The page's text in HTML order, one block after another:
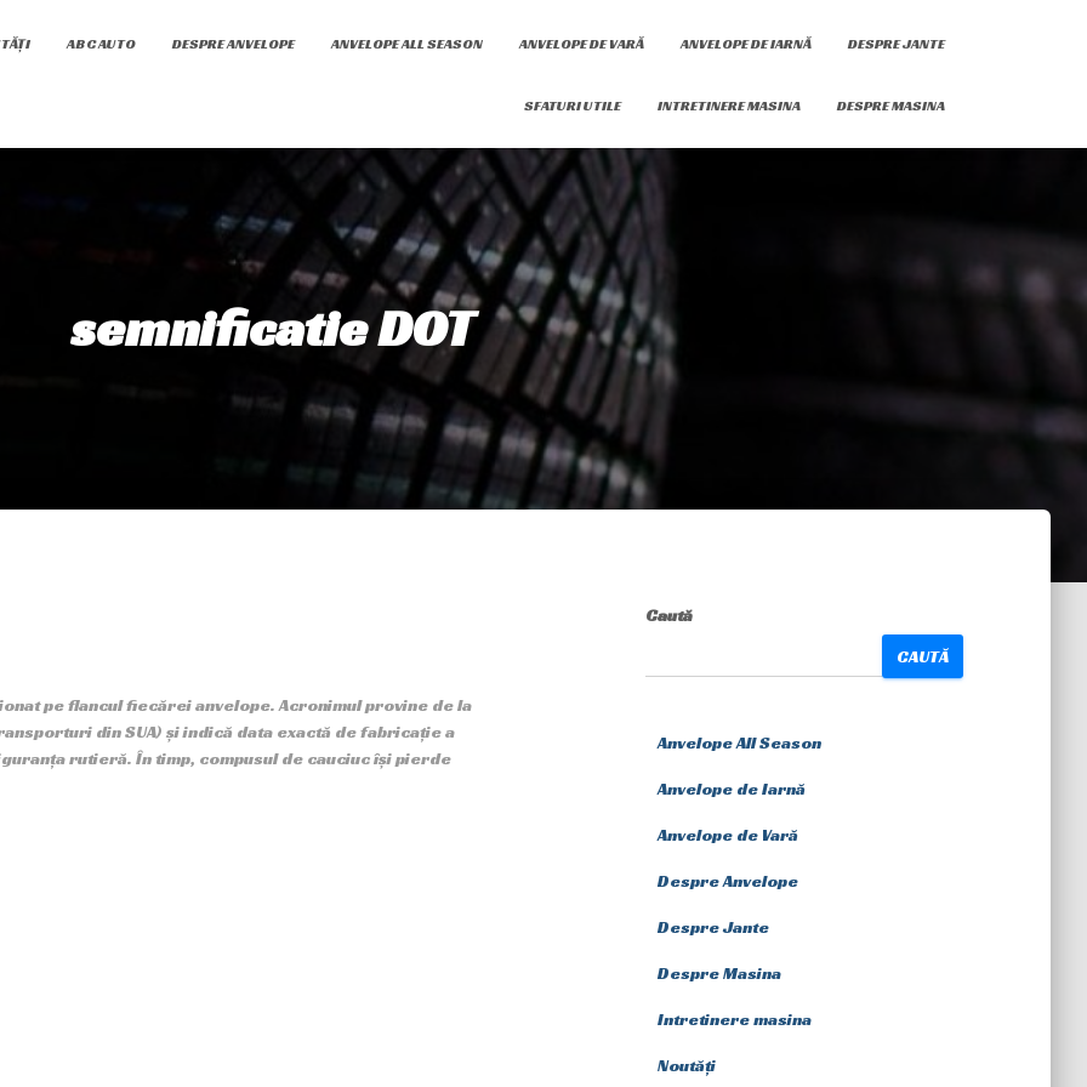
ABC AUTO DESPRE ANVELOPE ANVELOPE ALL SEASON ANVELOPE DE VARĂ ANVELOPE DE IARNĂ DESPRE JANTE
SFATURI UTILE INTRETINERE MASINA DESPRE MASINA
semnificatie DOT
pe flancul fiecărei anvelope. Acronimul provine de la
din SUA) și indică data exactă de fabricație a
rutieră. În timp, compusul de cauciuc își pierde
Caută
CAUTĂ
Anvelope All Season
Anvelope de Iarnă
Anvelope de Vară
Despre Anvelope
Despre Jante
Despre Masina
Intretinere masina
Noutăți